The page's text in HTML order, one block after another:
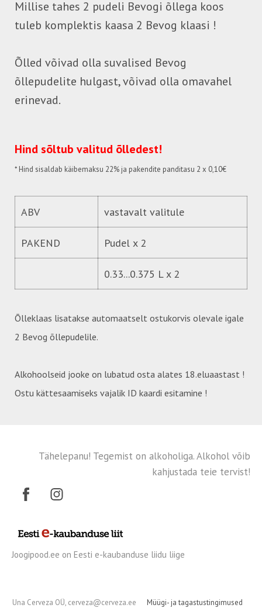
Millise tahes 2 pudeli Bevogi õllega koos
tuleb komplektis kaasa 2 Bevog klaasi !
Õlled võivad olla suvalised Bevog
õllepudelite hulgast, võivad olla omavahel
erinevad.
Hind sõltub valitud õlledest!
* Hind sisaldab käibemaksu 22% ja pakendite panditasu 2 x 0,10€
ABV vastavalt valitule
PAKEND Pudel x 2
0.33...0.375 L x 2
Õlleklaas lisatakse automaatselt ostukorvis olevale igale
2 Bevog õllepudelile.
Alkohoolseid jooke on lubatud osta alates 18.eluaastast !
Ostu kättesaamiseks vajalik ID kaardi esitamine !
Tähelepanu! Tegemist on alkoholiga. Alkohol võib
kahjustada teie tervist!
Joogipood.ee on Eesti e-kaubanduse liidu liige
Una Cerveza OÜ, cerveza@cerveza.ee Müügi- ja tagastustingimused